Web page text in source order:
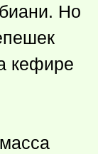
Но
кефире